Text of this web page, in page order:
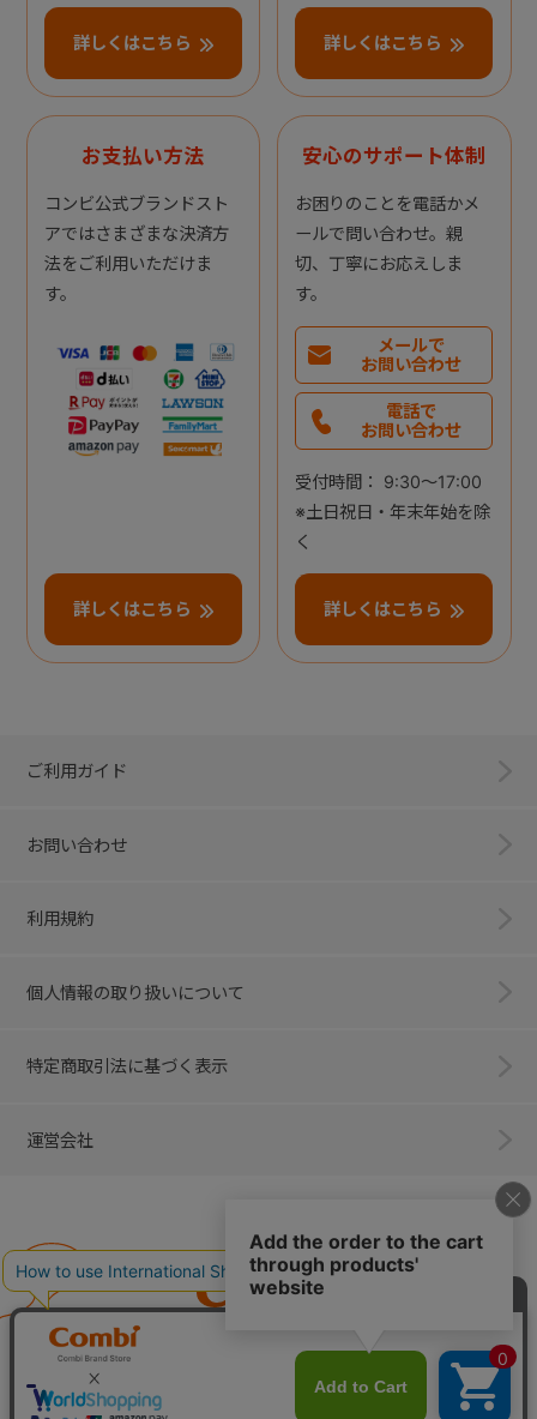
詳しくはこちら 詳しくはこちら
お支払い方法
コンビ公式ブランドスト
アではさまざまな決済方
法をご利用いただけま
す。
詳しくはこちら
安心のサポート体制
お困りのことを電話かメ
ールで問い合わせ。親
切、丁寧にお応えしま
す。
メールで
お問い合わせ
電話で
お問い合わせ
受付時間： 9:30～17:00
※土日祝日・年末年始を除
く
詳しくはこちら
ご利用ガイド
お問い合わせ
利用規約
個人情報の取り扱いについて
特定商取引法に基づく表示
運営会社
子育てに、イノベーションを。
ベビー用品のコンビ株式会社